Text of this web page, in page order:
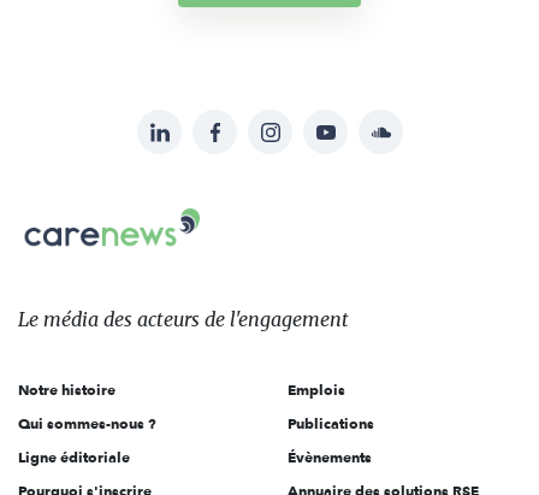
sur:
LinkedInFacebookInstagramYouTubeSoundcloud
Le
des
l'engagement
Le média des acteurs de l'engagement
Notre histoire
Qui sommes-nous ?
Ligne éditoriale
Pourquoi s'inscrire
Emplois
Publications
Évènements
Annuaire des solutions RSE